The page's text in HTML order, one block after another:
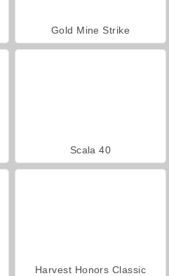
Gold Mine Strike
Scala 40
Harvest Honors Classic